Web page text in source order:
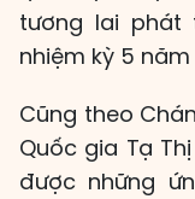
tương lai phát
nhiệm kỳ 5 năm
Cũng theo
Quốc gia Tạ
được những